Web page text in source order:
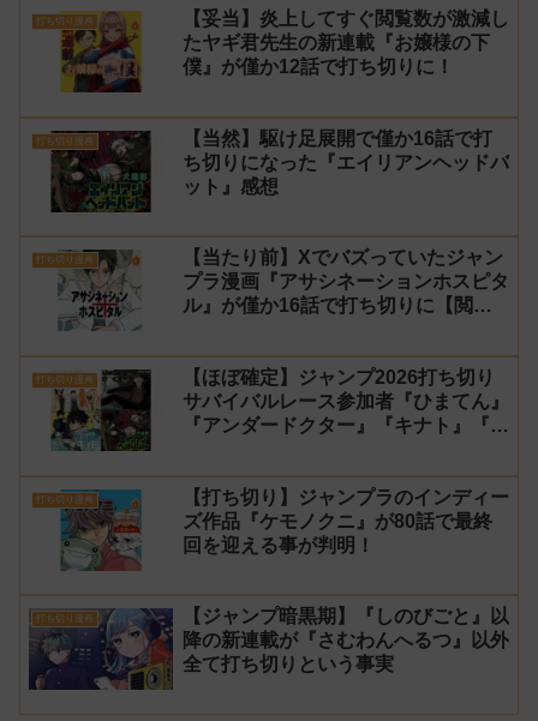
打ち切り漫画
【妥当】炎上してすぐ閲覧数が激減し
たヤギ君先生の新連載『お嬢様の下
僕』が僅か12話で打ち切りに！
打ち切り漫画
【当然】駆け足展開で僅か16話で打
ち切りになった『エイリアンヘッドバ
ット』感想
打ち切り漫画
【当たり前】Xでバズっていたジャン
プラ漫画『アサシネーションホスピタ
ル』が僅か16話で打ち切りに【閲覧
打ち切り漫画
【ほぼ確定】ジャンプ2026打ち切り
サバイバルレース参加者『ひまてん』
『アンダードクター』『キナト』『エ
2】
打ち切り漫画
【打ち切り】ジャンプラのインディー
ズ作品『ケモノクニ』が80話で最終
回を迎える事が判明！
打ち切り漫画
【ジャンプ暗黒期】『しのびごと』以
降の新連載が『さむわんへるつ』以外
全て打ち切りという事実